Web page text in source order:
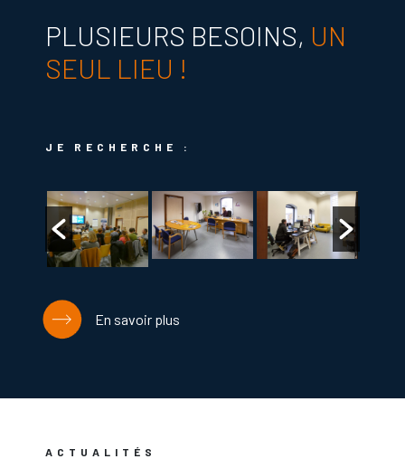
PLUSIEURS BESOINS, UN
SEUL LIEU !
JE RECHERCHE :
En savoir plus
ACTUALITÉS